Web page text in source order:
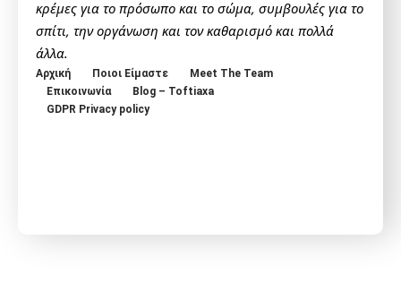
κρέμες για το πρόσωπο και το σώμα, συμβουλές για το
σπίτι, την οργάνωση και τον καθαρισμό και πολλά
άλλα.
Αρχική Ποιοι Είμαστε
Meet The Team
Επικοινωνία
Blog – Toftiaxa
GDPR Privacy policy